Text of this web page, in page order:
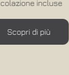
colazione incluse
Scopri di più